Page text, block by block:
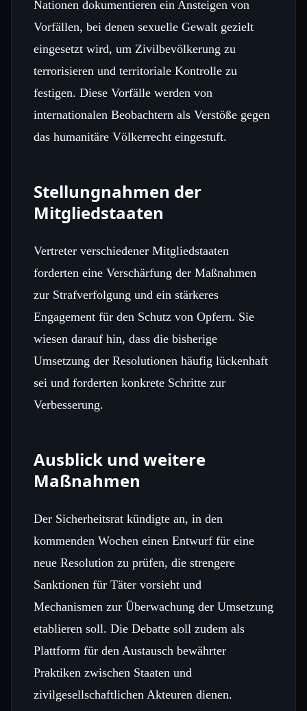
Nationen dokumentieren ein Ansteigen von
Vorfällen, bei denen sexuelle Gewalt gezielt
eingesetzt wird, um Zivilbevölkerung zu
terrorisieren und territoriale Kontrolle zu
festigen. Diese Vorfälle werden von
internationalen Beobachtern als Verstöße gegen
das humanitäre Völkerrecht eingestuft.
Stellungnahmen der
Mitgliedstaaten
Vertreter verschiedener Mitgliedstaaten
forderten eine Verschärfung der Maßnahmen
zur Strafverfolgung und ein stärkeres
Engagement für den Schutz von Opfern. Sie
wiesen darauf hin, dass die bisherige
Umsetzung der Resolutionen häufig lückenhaft
sei und forderten konkrete Schritte zur
Verbesserung.
Ausblick und weitere
Maßnahmen
Der Sicherheitsrat kündigte an, in den
kommenden Wochen einen Entwurf für eine
neue Resolution zu prüfen, die strengere
Sanktionen für Täter vorsieht und
Mechanismen zur Überwachung der Umsetzung
etablieren soll. Die Debatte soll zudem als
Plattform für den Austausch bewährter
Praktiken zwischen Staaten und
zivilgesellschaftlichen Akteuren dienen.